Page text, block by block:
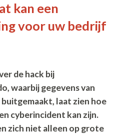
kan een
voor uw bedrijf
de hack bij
waarbij gegevens van
laat zien hoe
cyberincident kan zijn.
zich niet alleen op grote